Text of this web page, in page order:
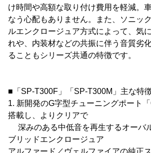
け時間や高額な取り付け費用を軽減。
なう心配もありません。また、ソニッ
ルエンクロージュア方式によって、気
れや、内装材などの共振に伴う音質劣
ることもシリーズ共通の特徴です。
■「SP-T300F」「SP-T300M」主な特
1. 新開発のG字型チューニングポート
搭載し、よりクリアで
深みのある中低音を再生するオーバ
ブリッドエンクロージュア
アルファード／ヴェルファイアの純正